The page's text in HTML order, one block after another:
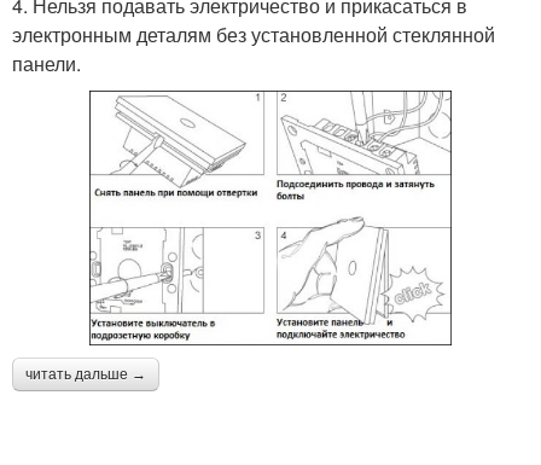
электронным деталям без установленной стеклянной
панели.
читать дальше →